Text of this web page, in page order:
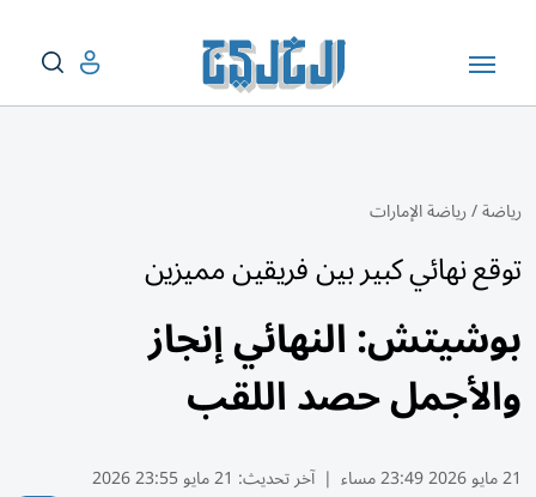
رياضة/رياضة الإمارات
توقع نهائي كبير بين فريقين مميزين
بوشيتش: النهائي إنجاز
والأجمل حصد اللقب
21 مايو 2026 23:49 مساء | آخر تحديث: 21 مايو 23:55 2026